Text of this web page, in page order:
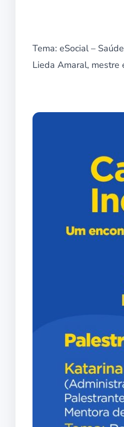
Tema: eSocial –
Lieda Amaral, mestre